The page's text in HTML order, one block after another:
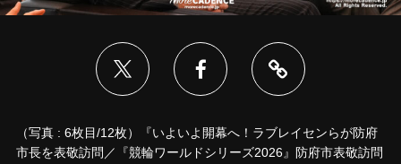
（写真 : 6枚目/12枚）『いよいよ開幕へ！ラブレイセンらが防府
市長を表敬訪問／『競輪ワールドシリーズ2026』防府市表敬訪問